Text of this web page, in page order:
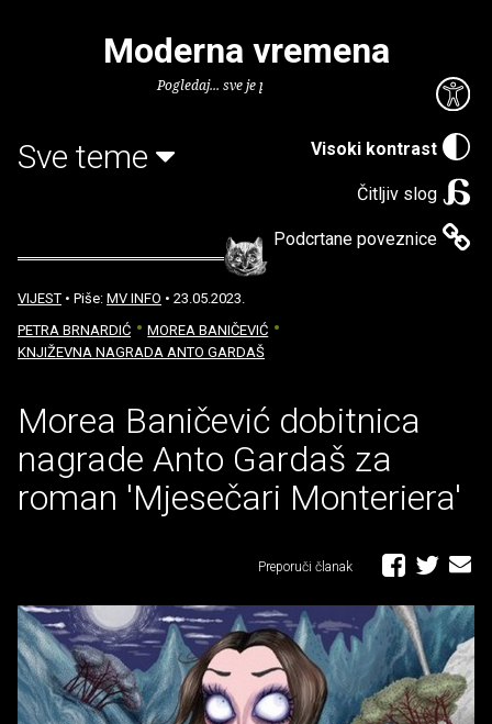
Visoki kontrast
Čitljiv slog
Podcrtane poveznice
Moderna vremena
Pogledaj... sve je puno knjiga.
Sve teme
VIJEST • Piše: MV INFO • 23.05.2023.
PETRA BRNARDIĆ
MOREA BANIČEVIĆ
KNJIŽEVNA NAGRADA ANTO GARDAŠ
Morea Baničević dobitnica
nagrade Anto Gardaš za
roman 'Mjesečari Monteriera'
Preporuči članak